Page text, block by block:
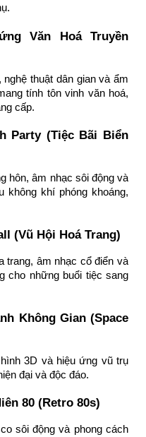
Văn Hoá Truyền
thuật dân gian và ẩm
tính tôn vinh văn hoá,
cấp.
Party (Tiệc Bãi Biển
hôn, âm nhạc sôi động và
không khí phóng khoáng,
(Vũ Hội Hoá Trang)
trang, âm nhạc cổ điển và
cho những buổi tiệc sang
Không Gian (Space
3D và hiệu ứng vũ trụ
đại và độc đáo.
80 (Retro 80s)
sôi động và phong cách